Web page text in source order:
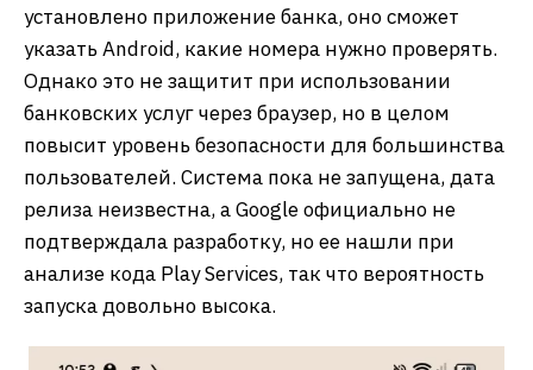
установлено приложение банка, оно сможет
указать Android, какие номера нужно проверять.
Однако это не защитит при использовании
банковских услуг через браузер, но в целом
повысит уровень безопасности для большинства
пользователей. Система пока не запущена, дата
релиза неизвестна, а Google официально не
подтверждала разработку, но ее нашли при
анализе кода Play Services, так что вероятность
запуска довольно высока.